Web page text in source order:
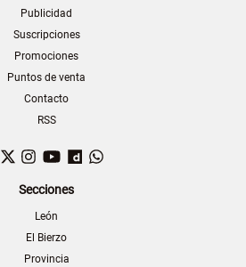
Publicidad
Suscripciones
Promociones
Puntos de venta
Contacto
RSS
Facebook
TwitterInstagram
YouTubeDailymotion
Secciones
León
El Bierzo
Provincia